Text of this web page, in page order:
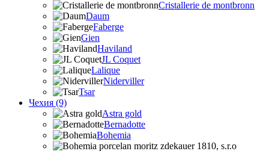
Cristallerie de montbronn
Daum
Faberge
Gien
Haviland
JL Coquet
Lalique
Niderviller
Tsar
Чехия (9)
Astra gold
Bernadotte
Bohemia